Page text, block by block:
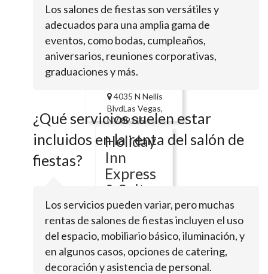
Holiday Inn
Express Las
Vegas-
Nellis
4035 N Nellis
BlvdLas Vegas,
NV 89115
Holiday
Inn
Express
& Suites
Las
Vegas -
E
Tropicana
Los salones de fiestas son versátiles y
adecuados para una amplia gama de
eventos, como bodas, cumpleaños,
aniversarios, reuniones corporativas,
graduaciones y más.
¿Qué servicios suelen estar
incluidos en la renta del salón de
fiestas?
Los servicios pueden variar, pero muchas
rentas de salones de fiestas incluyen el uso
del espacio, mobiliario básico, iluminación, y
en algunos casos, opciones de catering,
decoración y asistencia de personal.